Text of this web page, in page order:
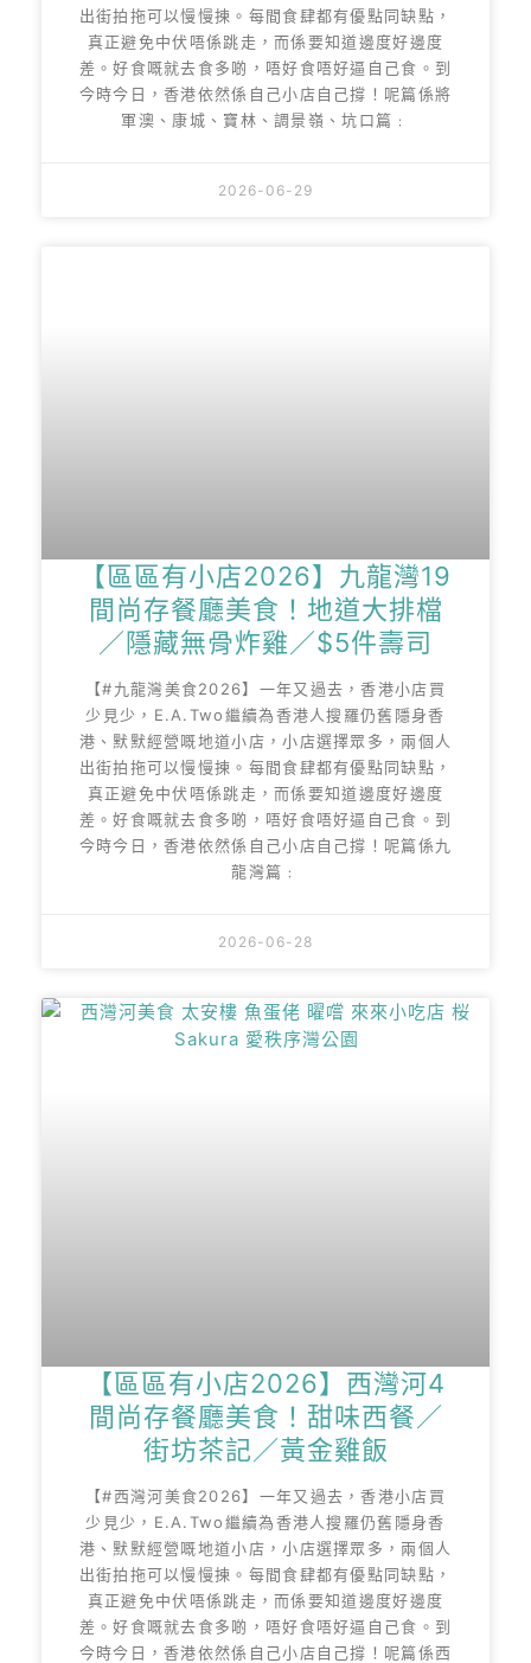
出街拍拖可以慢慢揀。每間食肆都有優點同缺點，
真正避免中伏唔係跳走，而係要知道邊度好邊度
差。好食嘅就去食多啲，唔好食唔好逼自己食。到
今時今日，香港依然係自己小店自己撐！呢篇係將
軍澳、康城、寶林、調景嶺、坑口篇﹕
2026-06-29
【區區有小店2026】九龍灣19
間尚存餐廳美食！地道大排檔
／隱藏無骨炸雞／$5件壽司
【#九龍灣美食2026】一年又過去，香港小店買
少見少，E.A.Two繼續為香港人搜羅仍舊隱身香
港、默默經營嘅地道小店，小店選擇眾多，兩個人
出街拍拖可以慢慢揀。每間食肆都有優點同缺點，
真正避免中伏唔係跳走，而係要知道邊度好邊度
差。好食嘅就去食多啲，唔好食唔好逼自己食。到
今時今日，香港依然係自己小店自己撐！呢篇係九
龍灣篇﹕
2026-06-28
【區區有小店2026】西灣河4
間尚存餐廳美食！甜味西餐／
街坊茶記／黃金雞飯
【#西灣河美食2026】一年又過去，香港小店買
少見少，E.A.Two繼續為香港人搜羅仍舊隱身香
港、默默經營嘅地道小店，小店選擇眾多，兩個人
出街拍拖可以慢慢揀。每間食肆都有優點同缺點，
真正避免中伏唔係跳走，而係要知道邊度好邊度
差。好食嘅就去食多啲，唔好食唔好逼自己食。到
今時今日，香港依然係自己小店自己撐！呢篇係西